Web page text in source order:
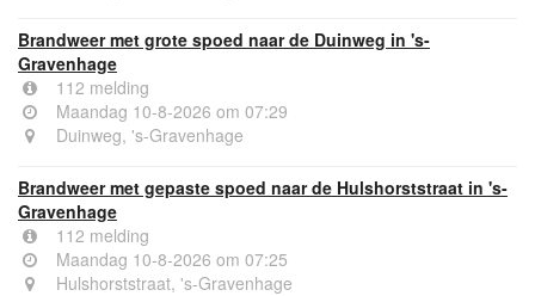
Brandweer met grote spoed naar de Duinweg in 's-
Gravenhage
112 melding
Maandag 10-8-2026 om 07:29
Duinweg, 's-Gravenhage
Brandweer met gepaste spoed naar de Hulshorststraat in 's-
Gravenhage
112 melding
Maandag 10-8-2026 om 07:25
Hulshorststraat, 's-Gravenhage